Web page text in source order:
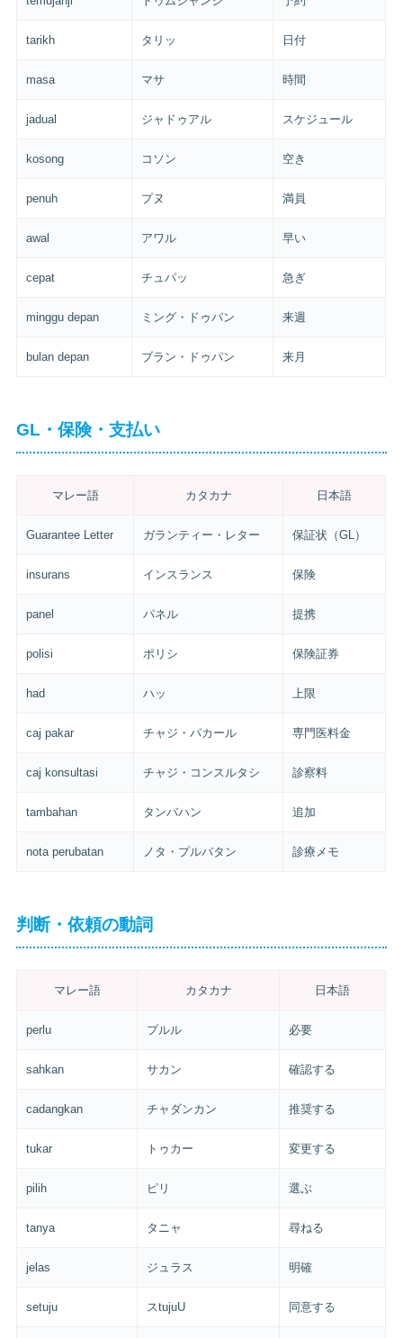
tarikh タリッ 日付
masa マサ 時間
jadual ジャドゥアル スケジュール
kosong コソン 空き
penuh プヌ 満員
awal アワル 早い
cepat チュパッ 急ぎ
minggu depan ミング・ドゥパン 来週
bulan depan ブラン・ドゥパン 来月
GL・保険・支払い
マレー語 カタカナ 日本語
Guarantee Letter ガランティー・レター 保証状（GL）
insurans インスランス 保険
panel パネル 提携
polisi ポリシ 保険証券
had ハッ 上限
caj pakar チャジ・パカール 専門医料金
caj konsultasi チャジ・コンスルタシ 診察料
tambahan タンバハン 追加
nota perubatan ノタ・プルバタン 診療メモ
判断・依頼の動詞
マレー語 カタカナ 日本語
perlu プルル 必要
sahkan サカン 確認する
cadangkan チャダンカン 推奨する
tukar トゥカー 変更する
pilih ピリ 選ぶ
tanya タニャ 尋ねる
jelas ジュラス 明確
setuju スtujuU 同意する